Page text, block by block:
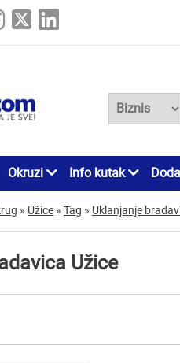
Okruzi Info kutak
» Užice » Tag » Uklanjanje
Užice